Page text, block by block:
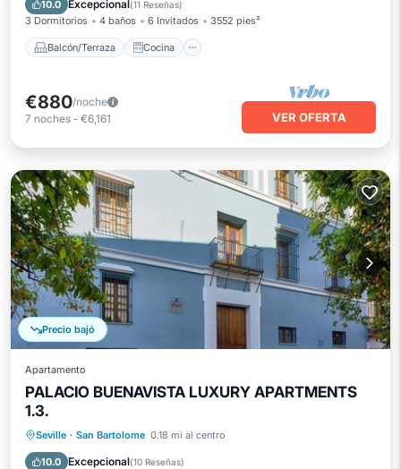
10.0 Excepcional(11 Reseñas)
3 Dormitorios 4 baños 6 Invitados 3552 pies²
Balcón/Terraza Cocina
€880/noche
7 noches - €6,161 VER OFERTA
Precio bajó
Apartamento
PALACIO BUENAVISTA LUXURY APARTMENTS
1.3.
Seville · San Bartolome 0.18 mi al centro
10.0 Excepcional(10 Reseñas)
Balcón/Terraza
Cocina
Aire acondicionado